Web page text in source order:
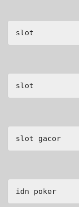
slot
slot
slot gacor
idn poker